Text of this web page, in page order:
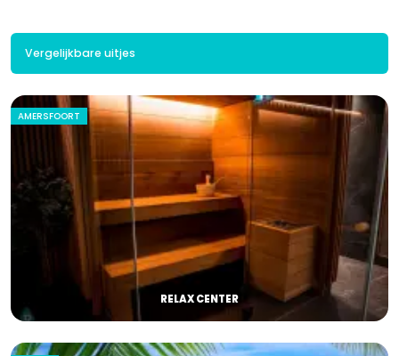
Vergelijkbare uitjes
AMERSFOORT
RELAX CENTER